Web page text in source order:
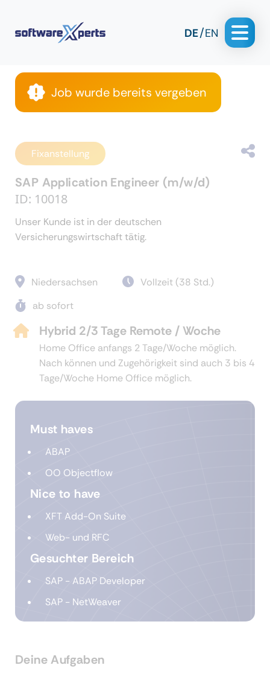
DE EN
Job wurde bereits vergeben
Fixanstellung
SAP Application Engineer (m/w/d)
ID: 10018
Unser Kunde ist in der deutschen
Versicherungswirtschaft tätig.
Niedersachsen
Vollzeit (38 Std.)
ab sofort
Hybrid 2/3 Tage Remote / Woche
Home Office anfangs 2 Tage/Woche möglich.
Nach können und Zugehörigkeit sind auch 3 bis 4
Tage/Woche Home Office möglich.
Must haves
ABAP
OO Objectflow
Nice to have
XFT Add-On Suite
Web- und RFC
Gesuchter Bereich
SAP - ABAP Developer
SAP - NetWeaver
Deine Aufgaben